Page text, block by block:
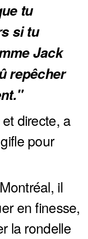
tu
si tu
Jack
repêcher
directe, a
pour
il
en finesse,
la rondelle